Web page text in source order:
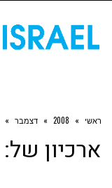
ראשי »
2008
» דצמבר »
ארכיון של: